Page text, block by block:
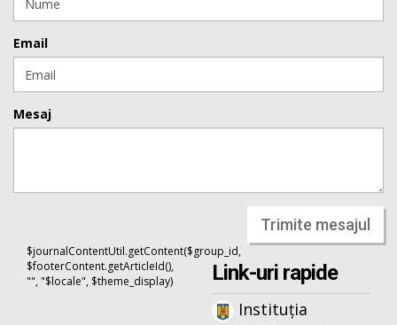
Email
Mesaj
Trimite mesajul
$journalContentUtil.getContent($group_id,
$footerContent.getArticleId(),
"", "$locale", $theme_display)
Link-uri rapide
Instituția